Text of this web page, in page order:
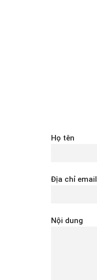
Họ tên
Địa chỉ email
Nội dung